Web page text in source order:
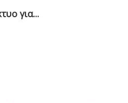
για...